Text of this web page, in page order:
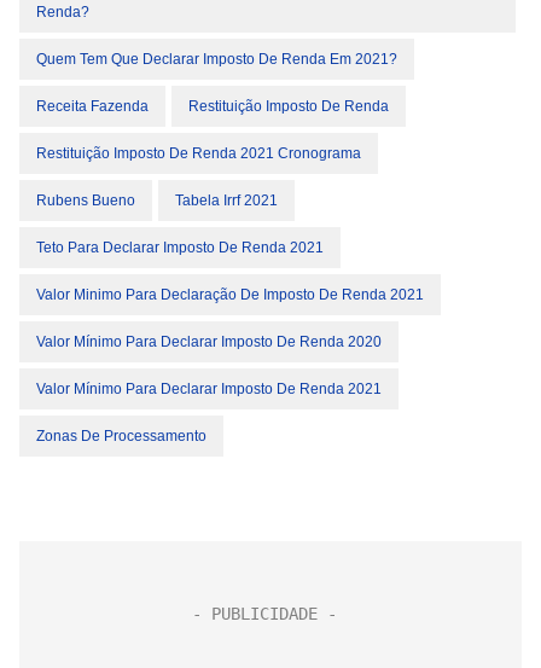
Renda?
Quem Tem Que Declarar Imposto De Renda Em 2021?
Receita Fazenda Restituição Imposto De Renda
Restituição Imposto De Renda 2021 Cronograma
Rubens Bueno Tabela Irrf 2021
Teto Para Declarar Imposto De Renda 2021
Valor Minimo Para Declaração De Imposto De Renda 2021
Valor Mínimo Para Declarar Imposto De Renda 2020
Valor Mínimo Para Declarar Imposto De Renda 2021
Zonas De Processamento